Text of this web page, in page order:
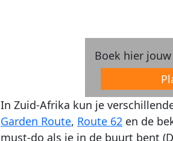
Boek hier
In Zuid-Afrika kun je
Garden Route, Route 62 en de
must-do als je in de buurt bent